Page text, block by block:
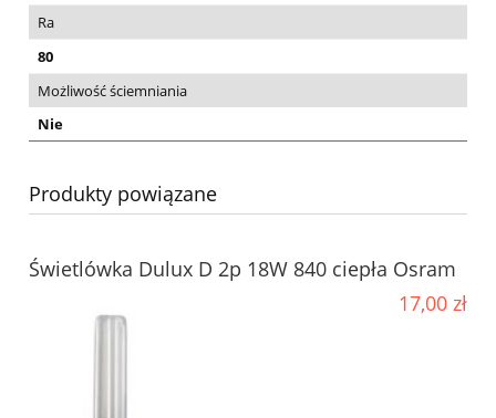
Ra
80
Możliwość ściemniania
Nie
Produkty powiązane
Świetlówka Dulux D 2p 18W 840 ciepła Osram
17,00 zł